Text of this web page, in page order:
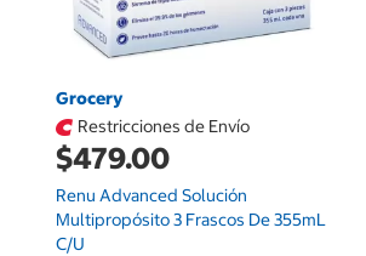
Grocery
Restricciones de Envío
$479.00
Renu Advanced Solución
Multipropósito 3 Frascos De 355mL
C/u